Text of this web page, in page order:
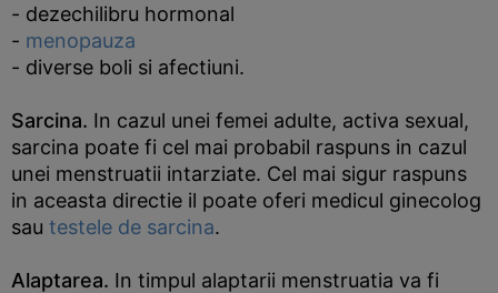
- dezechilibru hormonal
- menopauza
- diverse boli si afectiuni.
Sarcina. In cazul unei femei adulte, activa sexual,
sarcina poate fi cel mai probabil raspuns in cazul
unei menstruatii intarziate. Cel mai sigur raspuns
in aceasta directie il poate oferi medicul ginecolog
sau testele de sarcina.
Alaptarea. In timpul alaptarii menstruatia va fi